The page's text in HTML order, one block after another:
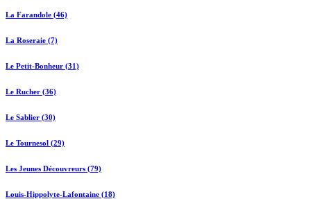
La Farandole (46)
La Roseraie (7)
Le Petit-Bonheur (31)
Le Rucher (36)
Le Sablier (30)
Le Tournesol (29)
Les Jeunes Découvreurs (79)
Louis-Hippolyte-Lafontaine (18)